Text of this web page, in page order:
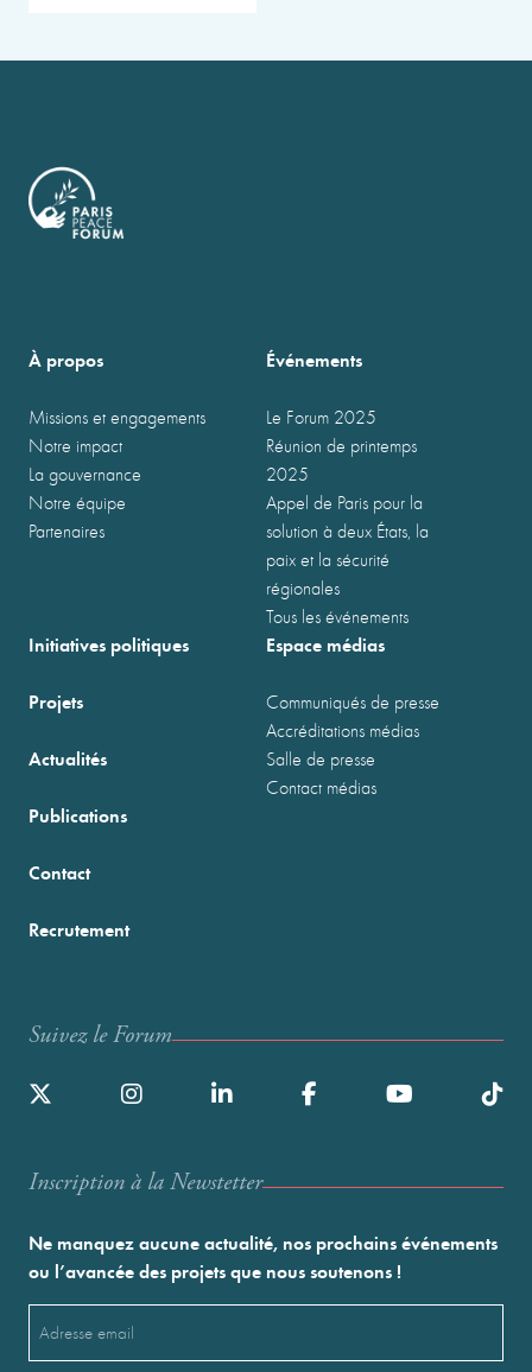
À propos
Missions et engagements
Notre impact
La gouvernance
Notre équipe
Partenaires
Événements
Le Forum 2025
Réunion de printemps
2025
Appel de Paris pour la
solution à deux États, la
paix et la sécurité
régionales
Tous les événements
Initiatives politiques
Projets
Actualités
Publications
Espace médias
Communiqués de presse
Accréditations médias
Salle de presse
Contact médias
Contact
Recrutement
Suivez le Forum
Inscription à la Newstetter
Ne manquez aucune actualité, nos prochains événements
ou l’avancée des projets que nous soutenons !
(Nécessaire)